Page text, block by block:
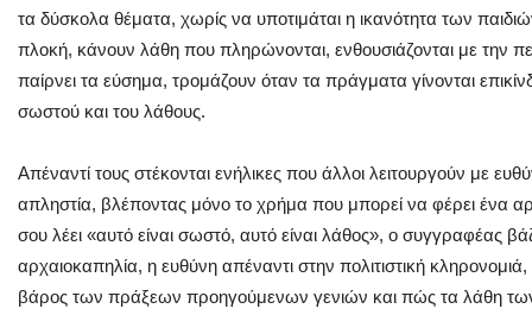
τα δύσκολα θέματα, χωρίς να υποτιμάται η ικανότητα των
πλοκή, κάνουν λάθη που πληρώνονται, ενθουσιάζονται με την
παίρνει τα εύσημα, τρομάζουν όταν τα πράγματα γίνονται
σωστού και του λάθους.
Απέναντί τους στέκονται ενήλικες που άλλοι λειτουργούν με
απληστία, βλέποντας μόνο το χρήμα που μπορεί να φέρει ένα
σου λέει «αυτό είναι σωστό, αυτό είναι λάθος», ο συγγραφέας
αρχαιοκαπηλία, η ευθύνη απέναντι στην πολιτιστική
βάρος των πράξεων προηγούμενων γενιών και πώς τα λάθη